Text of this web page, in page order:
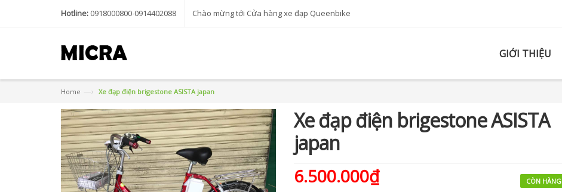
Hotline: 0918000800-0914402088 Chào mừng tới Cửa hàng xe đạp Queenbike
GIỚI THIỆU
Home —› Xe đạp điện brigestone ASISTA japan
Xe đạp điện brigestone ASISTA
japan
CÒN HÀNG
6.500.000₫